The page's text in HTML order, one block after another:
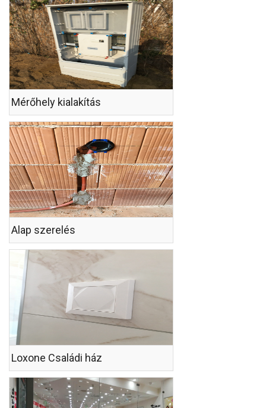
Mérőhely kialakítás
Alap szerelés
Loxone Családi ház